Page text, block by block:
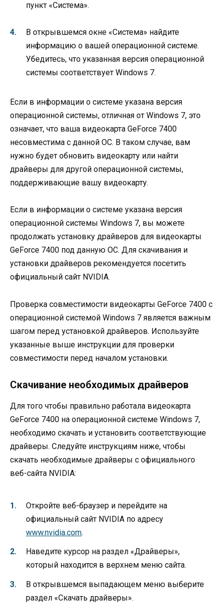
пункт «Система».
В открывшемся окне «Система» найдите
информацию о вашей операционной системе.
Убедитесь, что указанная версия операционной
системы соответствует Windows 7.
Если в информации о системе указана версия
операционной системы, отличная от Windows 7, это
означает, что ваша видеокарта GeForce 7400
несовместима с данной ОС. В таком случае, вам
нужно будет обновить видеокарту или найти
драйверы для другой операционной системы,
поддерживающие вашу видеокарту.
Если в информации о системе указана версия
операционной системы Windows 7, вы можете
продолжать установку драйверов для видеокарты
GeForce 7400 под данную ОС. Для скачивания и
установки драйверов рекомендуется посетить
официальный сайт NVIDIA.
Проверка совместимости видеокарты GeForce 7400 с
операционной системой Windows 7 является важным
шагом перед установкой драйверов. Используйте
указанные выше инструкции для проверки
совместимости перед началом установки.
Скачивание необходимых драйверов
Для того чтобы правильно работала видеокарта
GeForce 7400 на операционной системе Windows 7,
необходимо скачать и установить соответствующие
драйверы. Следуйте инструкциям ниже, чтобы
скачать необходимые драйверы с официального
веб-сайта NVIDIA:
Откройте веб-браузер и перейдите на
официальный сайт NVIDIA по адресу
www.nvidia.com.
Наведите курсор на раздел «Драйверы»,
который находится в верхнем меню сайта.
В открывшемся выпадающем меню выберите
раздел «Скачать драйверы».